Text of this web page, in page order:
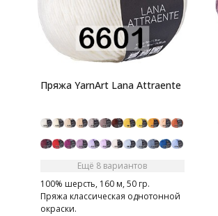
Пряжа YarnArt Lana Attraente
Ещё 8 вариантов
100% шерсть, 160 м, 50 гр.
Пряжа классическая однотонной
окраски.